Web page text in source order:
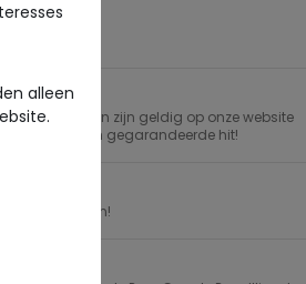
cadeaubonnen zijn geldig op onze website
voor een gegarandeerde hit!
je aankopen!
alleen